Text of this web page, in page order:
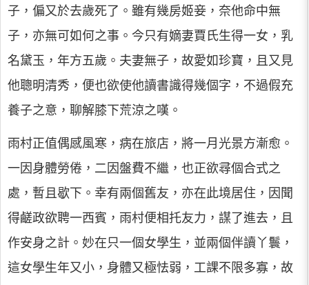
子，偏又於去歲死了。雖有幾房姬妾，奈他命中無
子，亦無可如何之事。今只有嫡妻賈氏生得一女，乳
名黛玉，年方五歲。夫妻無子，故愛如珍寶，且又見
他聰明清秀，便也欲使他讀書識得幾個字，不過假充
養子之意，聊解膝下荒涼之嘆。
雨村正值偶感風寒，病在旅店，將一月光景方漸愈。
一因身體勞倦，二因盤費不繼，也正欲尋個合式之
處，暫且歇下。幸有兩個舊友，亦在此境居住，因聞
得鹺政欲聘一西賓，雨村便相托友力，謀了進去，且
作安身之計。妙在只一個女學生，並兩個伴讀丫鬟，
這女學生年又小，身體又極怯弱，工課不限多寡，故